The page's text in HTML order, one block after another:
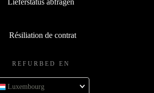
Résiliation de contrat
REFURBED EN
Luxembourg